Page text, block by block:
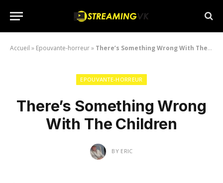
Accueil » Epouvante-horreur» There’s Something Wrong With The Children
EPOUVANTE-HORREUR
There’s Something Wrong
With The Children
BY ERIC